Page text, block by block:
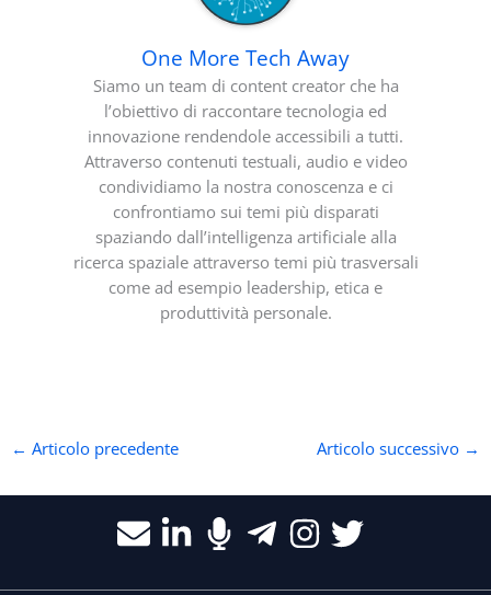
One More Tech Away
Siamo un team di content creator che ha
l’obiettivo di raccontare tecnologia ed
innovazione rendendole accessibili a tutti.
Attraverso contenuti testuali, audio e video
condividiamo la nostra conoscenza e ci
confrontiamo sui temi più disparati
spaziando dall’intelligenza artificiale alla
ricerca spaziale attraverso temi più trasversali
come ad esempio leadership, etica e
produttività personale.
← Articolo precedente Articolo successivo →